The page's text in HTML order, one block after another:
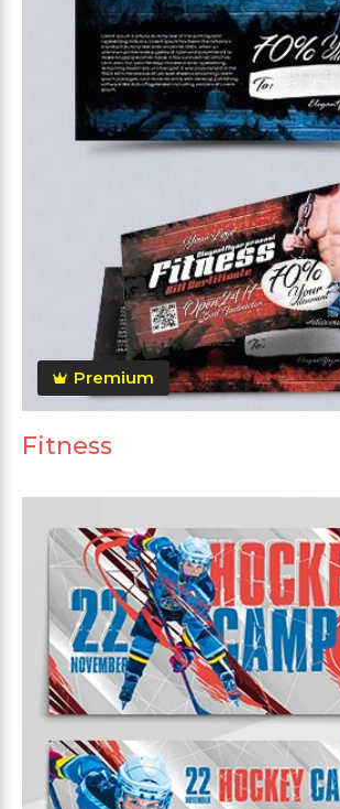
Premium
Fitness